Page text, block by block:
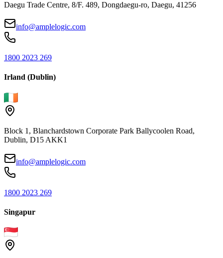
Daegu Trade Centre, 8/F. 489, Dongdaegu-ro, Daegu, 41256
info@amplelogic.com
1800 2023 269
Irland (Dublin)
Block 1, Blanchardstown Corporate Park Ballycoolen Road,
Dublin, D15 AKK1
info@amplelogic.com
1800 2023 269
Singapur